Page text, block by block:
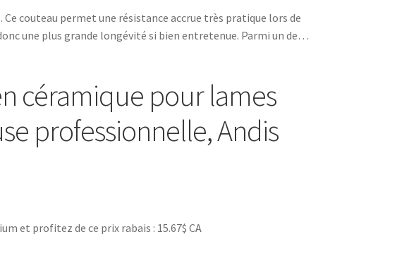
couteau permet une résistance accrue très pratique lors de
une plus grande longévité si bien entretenue. Parmi un des
céramique pour lames
professionnelle, Andis
et profitez de ce prix rabais : 15.67$ CA